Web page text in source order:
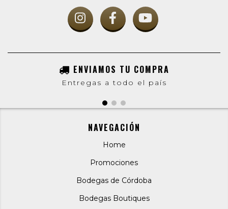
ENVIAMOS TU COMPRA
Entregas a todo el país
NAVEGACIÓN
Home
Promociones
Bodegas de Córdoba
Bodegas Boutiques